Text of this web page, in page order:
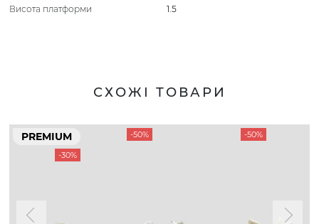
Висота платформи
1.5
СХОЖІ ТОВАРИ
PREMIUM
-30%
-50% -50%